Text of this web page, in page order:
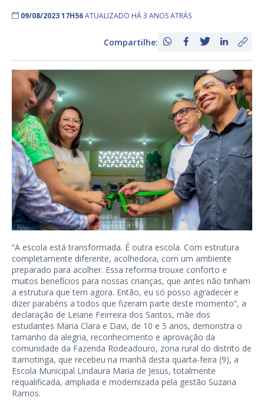
09/08/2023 17H56ATUALIZADO HÁ 3 ANOS ATRÁS
Compartilhe:
“A escola está transformada. É outra escola. Com estrutura
completamente diferente, acolhedora, com um ambiente
preparado para acolher. Essa reforma trouxe conforto e
muitos benefícios para nossas crianças, que antes não tinham
a estrutura que tem agora. Então, eu só posso agradecer e
dizer parabéns a todos que fizeram parte deste momento”, a
declaração de Leiane Feirreira dos Santos, mãe dos
estudantes Maria Clara e Davi, de 10 e 5 anos, demonstra o
tamanho da alegria, reconhecimento e aprovação da
comunidade da Fazenda Rodeadouro, zona rural do distrito de
Itamotinga, que recebeu na manhã desta quarta-feira (9), a
Escola Municipal Lindaura Maria de Jesus, totalmente
requalificada, ampliada e modernizada pela gestão Suzana
Ramos.